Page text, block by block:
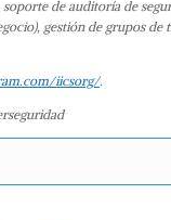
de auditoría de
gestión de grupos de
iicsorg/.